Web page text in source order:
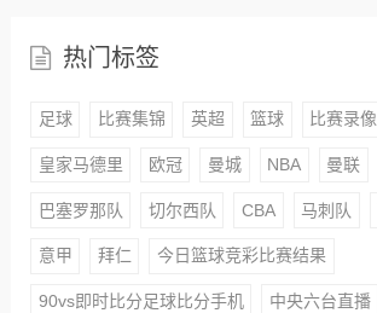
热门标签
足球 比赛集锦 英超 篮球 比赛录像
皇家马德里 欧冠 曼城 NBA 曼联
巴塞罗那队 切尔西队 CBA 马刺队
意甲 拜仁 今日篮球竞彩比赛结果
90vs即时比分足球比分手机 中央六台直播